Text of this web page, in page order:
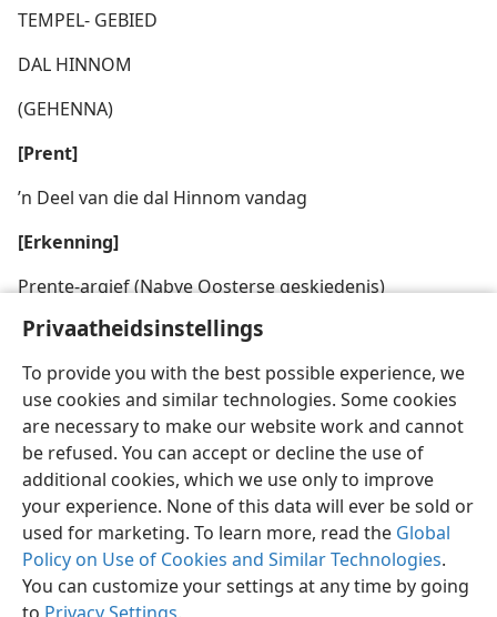
Privaatheidsinstellings
To provide you with the best possible experience, we
use cookies and similar technologies. Some cookies
are necessary to make our website work and cannot
be refused. You can accept or decline the use of
additional cookies, which we use only to improve
your experience. None of this data will ever be sold or
used for marketing. To learn more, read the Global
Policy on Use of Cookies and Similar Technologies.
You can customize your settings at any time by going
TEMPEL- GEBIED
DAL HINNOM
(GEHENNA)
[Prent]
’n Deel van die dal Hinnom vandag
[Erkenning]
Prente-argief (Nabye Oosterse geskiedenis)
Afrikaans Deel Voorkeure
Copyright© 2026 Watch Tower Bible and Tract Society of Pennsylvania
Gebruiksvoorwaardes Privaatheidsbeleid
Privaatheidsinstellings
Meld aan